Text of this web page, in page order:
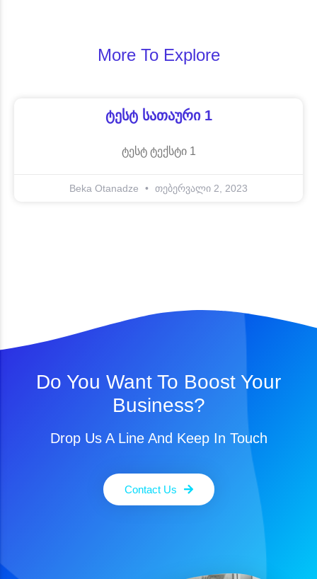
More To Explore
Ტესტ Სათაური 1
ტესტ ტექსტი 1
Beka Otanadze თებერვალი 2, 2023
Do You Want To Boost Your
Business?
Drop Us A Line And Keep In Touch
Contact Us